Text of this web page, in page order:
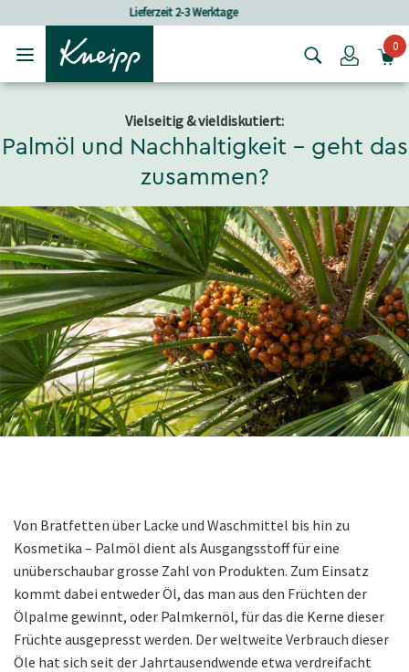
Skip to main content
Skip to footer contentVersandkostenfrei ab 80 CHF Bestellwert
Login0
Vielseitig & vieldiskutiert:
Palmöl und Nachhaltigkeit - geht das
zusammen?
Von Bratfetten über Lacke und Waschmittel bis hin zu
Kosmetika – Palmöl dient als Ausgangsstoff für eine
unüberschaubar grosse Zahl von Produkten. Zum Einsatz
kommt dabei entweder Öl, das man aus den Früchten der
Ölpalme gewinnt, oder Palmkernöl, für das die Kerne dieser
Früchte ausgepresst werden. Der weltweite Verbrauch dieser
Öle hat sich seit der Jahrtausendwende etwa verdreifacht